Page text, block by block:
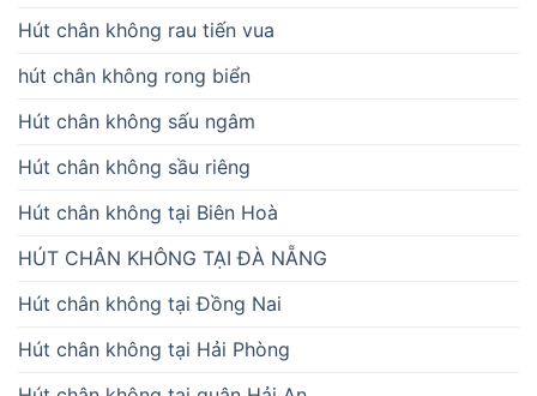
Hút chân không rau tiến vua
hút chân không rong biển
Hút chân không sấu ngâm
Hút chân không sầu riêng
Hút chân không tại Biên Hoà
HÚT CHÂN KHÔNG TẠI ĐÀ NẴNG
Hút chân không tại Đồng Nai
Hút chân không tại Hải Phòng